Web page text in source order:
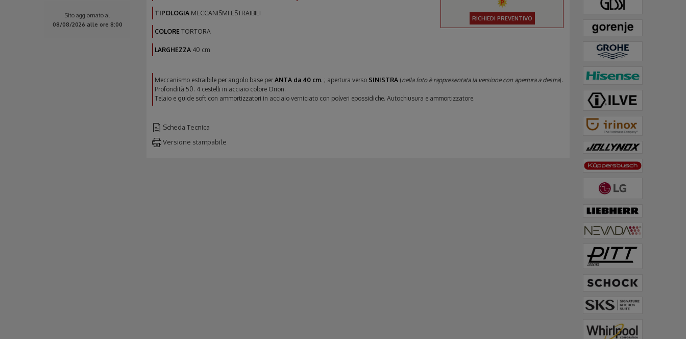
Sito aggiornato al
08/08/2026 alle ore 8:00
TIPOLOGIA MECCANISMI ESTRAIBILI
COLORE TORTORA
LARGHEZZA 40 cm
RICHIEDI PREVENTIVO
Meccanismo estraibile per angolo base perANTA da 40 cm. ; apertura verso SINISTRA (nella foto è rappresentata la versione con apertura a destra).
Profondità 50. 4 cestelli in acciaio colore Orion.
Telaio e guide soft con ammortizzatori in acciaio verniciato con polveri epossidiche. Autochiusura e ammortizzatore.
Scheda Tecnica
Versione stampabile